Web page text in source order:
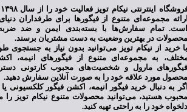
مجموعه‌ای متنوع از فیگورها برای طرفداران
تمام سفارش‌ها با بسته‌بندی ایمن و ضد
در بهترین وضعیت به دست مشتریان برسند.
خرید از نیکام تویز می‌توانید بدون نیاز به جستجوی
به مجموعه‌ای متنوع از فیگورهای انیمه،
مارول و شخصیت‌های محبوب کارتونی
مورد علاقه خود را به صورت آنلاین سفارش دهید.
به دنبال خرید فیگور انیمه، اکشن فیگور
هستید، می‌توانید محصولات متنوع نیکام تویز را
خود را به راحتی تهیه کنید.